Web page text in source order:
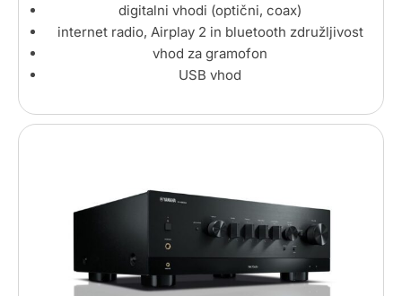
digitalni vhodi (optični, coax)
internet radio, Airplay 2 in bluetooth združljivost
vhod za gramofon
USB vhod